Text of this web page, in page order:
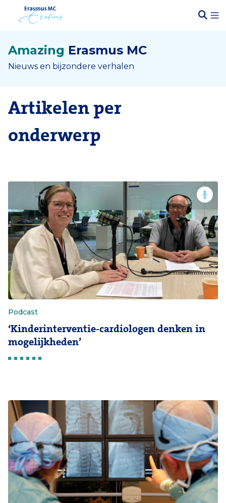
Amazing Erasmus MC
Nieuws en bijzondere verhalen
Artikelen per
onderwerp
Podcast
‘Kinderinterventie-cardiologen denken in
mogelijkheden’